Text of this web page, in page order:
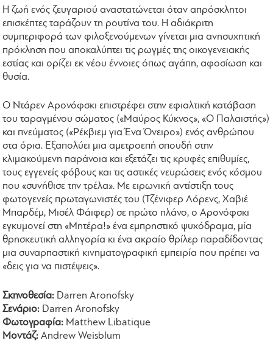
Η ζωή ενός ζευγαριού αναστατώνεται όταν απρόσκλητοι
επισκέπτες ταράζουν τη ρουτίνα του. Η αδιάκριτη
συμπεριφορά των φιλοξενούμενων γίνεται μια ανησυχητική
πρόκληση που αποκαλύπτει τις ρωγμές της οικογενειακής
εστίας και ορίζει εκ νέου έννοιες όπως αγάπη, αφοσίωση και
θυσία.
Ο Ντάρεν Αρονόφσκι επιστρέφει στην εφιαλτική κατάβαση
του ταραγμένου σώματος («Μαύρος Κύκνος», «Ο Παλαιστής»)
και πνεύματος («Ρέκβιεμ για Ένα Όνειρο») ενός ανθρώπου
στα όρια. Εξαπολύει μια αμετροεπή σπουδή στην
κλιμακούμενη παράνοια και εξετάζει τις κρυφές επιθυμίες,
τους εγγενείς φόβους και τις αστικές νευρώσεις ενός κόσμου
που «συνήθισε την τρέλα». Με ειρωνική αντίστιξη τους
φωτογενείς πρωταγωνιστές του (Τζένιφερ Λόρενς, Χαβιέ
Μπαρδέμ, Μισέλ Φάιφερ) σε πρώτο πλάνο, ο Αρονόφσκι
εγκυμονεί στη «Μητέρα!» ένα εμπρηστικό ψυχόδραμα, μία
θρησκευτική αλληγορία κι ένα ακραίο θρίλερ παραδίδοντας
μια συναρπαστική κινηματογραφική εμπειρία που πρέπει να
«δεις για να πιστέψεις».
Σκηνοθεσία: Darren Aronofsky
Σενάριο: Darren Aronofsky
Φωτογραφία: Matthew Libatique
Μοντάζ: Andrew Weisblum